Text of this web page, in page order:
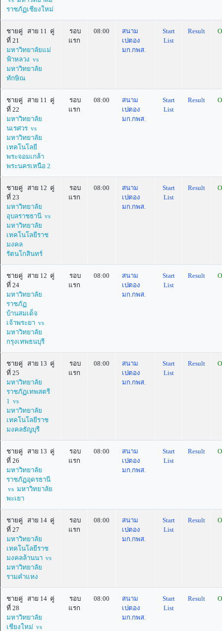
ราชภัฏเชียงใหม่
ชายคู่ สาย 11 คู่
ที่ 21
มหาวิทยาลัยแม่
ฟ้าหลวง vs
มหาวิทยาลัย
ทักษิณ
รอบ
แรก
08:00
สนาม
เปตอง
มก.กพส.
Start
List
Result
ชายคู่ สาย 11 คู่
ที่ 22
มหาวิทยาลัย
นเรศวร vs
มหาวิทยาลัย
เทคโนโลยี
พระจอมเกล้า
พระนครเหนือ 2
รอบ
แรก
08:00
สนาม
เปตอง
มก.กพส.
Start
List
Result
ชายคู่ สาย 12 คู่
ที่ 23
มหาวิทยาลัย
อุบลราชธานี vs
มหาวิทยาลัย
เทคโนโลยีราช
มงคล
รัตนโกสินทร์
รอบ
แรก
08:00
สนาม
เปตอง
มก.กพส.
Start
List
Result
ชายคู่ สาย 12 คู่
ที่ 24
มหาวิทยาลัย
ราชภัฏ
บ้านสมเด็จ
เจ้าพระยา vs
มหาวิทยาลัย
กรุงเทพธนบุรี
รอบ
แรก
08:00
สนาม
เปตอง
มก.กพส.
Start
List
Result
ชายคู่ สาย 13 คู่
ที่ 25
มหาวิทยาลัย
ราชภัฏเทพสตรี
1 vs
มหาวิทยาลัย
เทคโนโลยีราช
มงคลธัญบุรี
รอบ
แรก
08:00
สนาม
เปตอง
มก.กพส.
Start
List
Result
ชายคู่ สาย 13 คู่
ที่ 26
มหาวิทยาลัย
ราชภัฏอุดรธานี
vs มหาวิทยาลัย
พะเยา
รอบ
แรก
08:00
สนาม
เปตอง
มก.กพส.
Start
List
Result
ชายคู่ สาย 14 คู่
ที่ 27
มหาวิทยาลัย
เทคโนโลยีราช
มงคลล้านนา vs
มหาวิทยาลัย
รามคำแหง
รอบ
แรก
08:00
สนาม
เปตอง
มก.กพส.
Start
List
Result
ชายคู่ สาย 14 คู่
ที่ 28
มหาวิทยาลัย
เชียงใหม่ vs
รอบ
แรก
08:00
สนาม
เปตอง
มก.กพส.
Start
List
Result